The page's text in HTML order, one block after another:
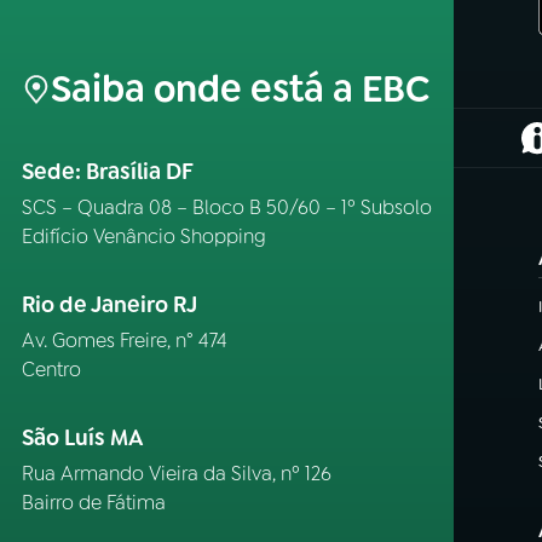
Saiba onde está a EBC
Sede: Brasília DF
SCS – Quadra 08 – Bloco B 50/60 – 1º Subsolo
Edifício Venâncio Shopping
Rio de Janeiro RJ
Av. Gomes Freire, n° 474
Centro
São Luís MA
Rua Armando Vieira da Silva, nº 126
Bairro de Fátima